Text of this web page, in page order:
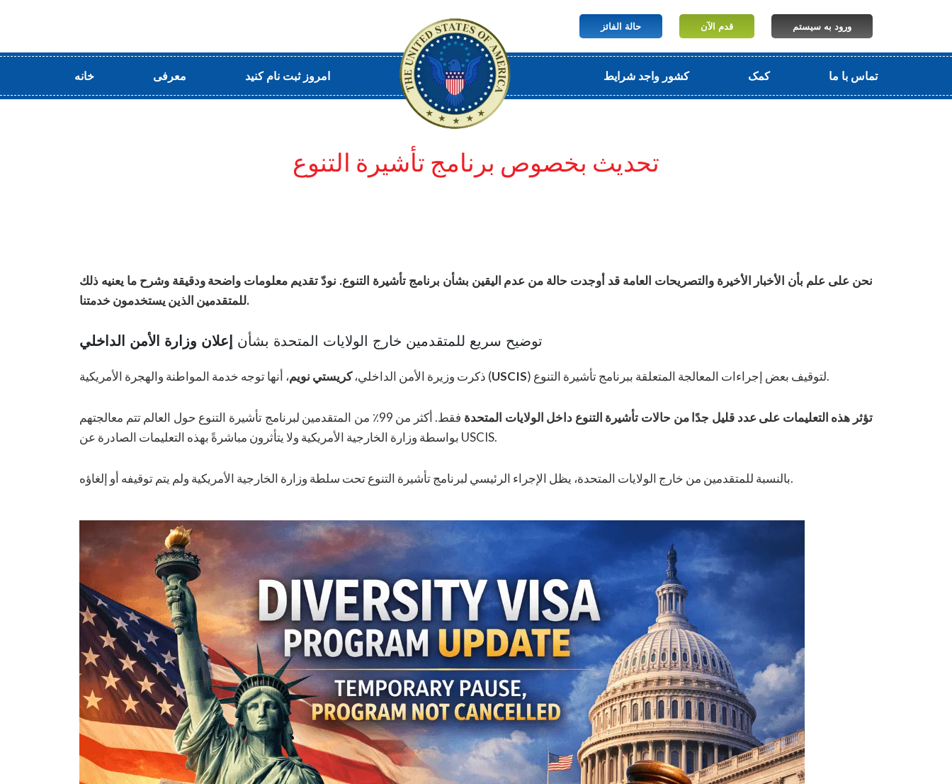
حالة الفائز قدم الآن ورود به سیستم
خانه معرفی امروز ثبت نام كنيد کشور واجد شرایط کمک تماس با ما
تحديث بخصوص برنامج تأشيرة التنوع
نحن على علم بأن الأخبار الأخيرة والتصريحات العامة قد أوجدت حالة من عدم اليقين بشأن برنامج تأشيرة التنوع. نودّ تقديم معلومات واضحة ودقيقة وشرح ما يعنيه ذلك
للمتقدمين الذين يستخدمون خدمتنا.
توضيح سريع للمتقدمين خارج الولايات المتحدة بشأن إعلان وزارة الأمن الداخلي
ذكرت وزيرة الأمن الداخلي،كريستي نويم ، أنها توجه خدمة المواطنة والهجرة الأمريكية (USCIS ) لتوقيف بعض إجراءات المعالجة المتعلقة ببرنامج تأشيرة التنوع.
تؤثر هذه التعليمات على عدد قليل جدًا من حالات تأشيرة التنوع داخل الولايات المتحدة
فقط. أكثر من 99٪ من المتقدمين لبرنامج تأشيرة التنوع حول العالم تتم معالجتهم
بواسطة وزارة الخارجية الأمريكية ولا يتأثرون مباشرةً بهذه التعليمات الصادرة عن USCIS.
بالنسبة للمتقدمين من خارج الولايات المتحدة، يظل الإجراء الرئيسي لبرنامج تأشيرة التنوع تحت سلطة وزارة الخارجية الأمريكية ولم يتم توقيفه أو إلغاؤه.